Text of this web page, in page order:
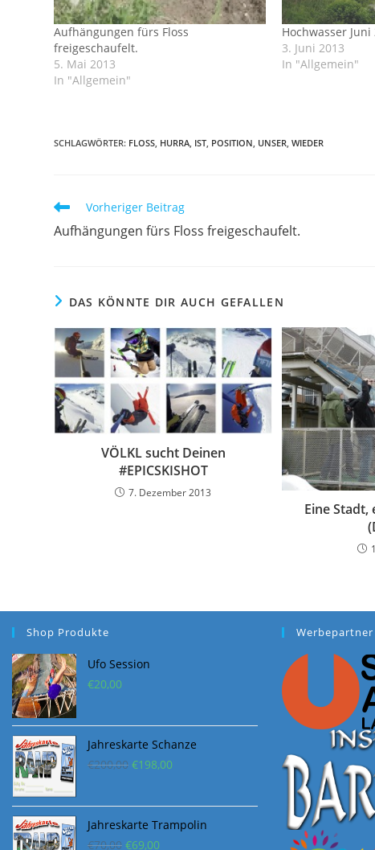
Aufhängungen fürs Floss
freigeschaufelt.
5. Mai 2013
In "Allgemein"
Hochwasser Juni
3. Juni 2013
In "Allgemein"
SCHLAGWÖRTER: FLOSS HURRA IST POSITION UNSER WIEDER
Weitere
ansehen
Vorheriger Beitrag
Aufhängungen fürs Floss freigeschaufelt.
DAS KÖNNTE DIR AUCH GEFALLEN
VÖLKL sucht Deinen
#EPICSKISHOT
7. Dezember 2013
Eine Stadt,
Shop Produkte
Ufo Session
€20,00
Jahreskarte Schanze
€200,00 Ursprünglicher
war:
€200,00
€198,00Aktueller
ist:
€198,00.
Jahreskarte Trampolin
€70,00 Ursprünglicher
€69,00Aktueller
Werbepartner